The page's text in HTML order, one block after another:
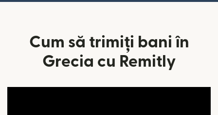
Cum să trimiți bani în
Grecia cu Remitly